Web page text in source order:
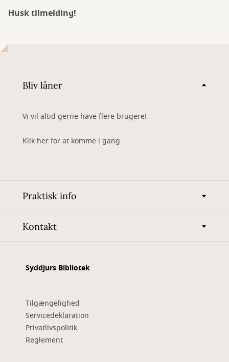
Husk tilmelding!
Bliv låner
Vi vil altid gerne have flere brugere!
Klik her for at komme i gang.
Praktisk info
Kontakt
Syddjurs Bibliotek
Tilgængelighed
Servicedeklaration
Privatlivspolitik
Reglement